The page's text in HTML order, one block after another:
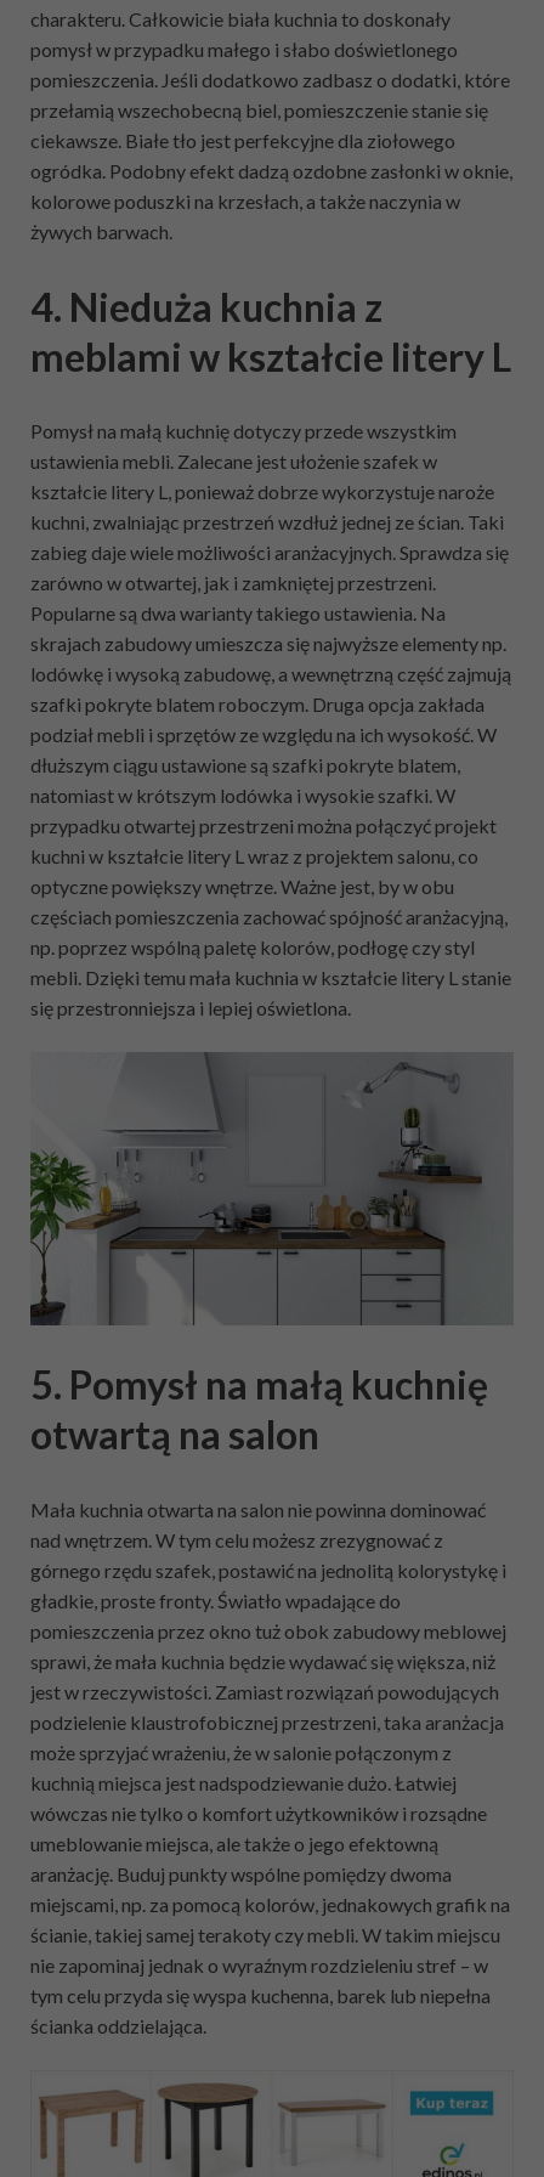
charakteru. Całkowicie biała kuchnia to doskonały
pomysł w przypadku małego i słabo doświetlonego
pomieszczenia. Jeśli dodatkowo zadbasz o dodatki, które
przełamią wszechobecną biel, pomieszczenie stanie się
ciekawsze. Białe tło jest perfekcyjne dla ziołowego
ogródka. Podobny efekt dadzą ozdobne zasłonki w oknie,
kolorowe poduszki na krzesłach, a także naczynia w
żywych barwach.
4. Nieduża kuchnia z
meblami w kształcie litery L
Pomysł na małą kuchnię dotyczy przede wszystkim
ustawienia mebli. Zalecane jest ułożenie szafek w
kształcie litery L, ponieważ dobrze wykorzystuje naroże
kuchni, zwalniając przestrzeń wzdłuż jednej ze ścian. Taki
zabieg daje wiele możliwości aranżacyjnych. Sprawdza się
zarówno w otwartej, jak i zamkniętej przestrzeni.
Popularne są dwa warianty takiego ustawienia. Na
skrajach zabudowy umieszcza się najwyższe elementy np.
lodówkę i wysoką zabudowę, a wewnętrzną część zajmują
szafki pokryte blatem roboczym. Druga opcja zakłada
podział mebli i sprzętów ze względu na ich wysokość. W
dłuższym ciągu ustawione są szafki pokryte blatem,
natomiast w krótszym lodówka i wysokie szafki. W
przypadku otwartej przestrzeni można połączyć projekt
kuchni w kształcie litery L wraz z projektem salonu, co
optyczne powiększy wnętrze. Ważne jest, by w obu
częściach pomieszczenia zachować spójność aranżacyjną,
np. poprzez wspólną paletę kolorów, podłogę czy styl
mebli. Dzięki temu mała kuchnia w kształcie litery L stanie
się przestronniejsza i lepiej oświetlona.
5. Pomysł na małą kuchnię
otwartą na salon
Mała kuchnia otwarta na salon nie powinna dominować
nad wnętrzem. W tym celu możesz zrezygnować z
górnego rzędu szafek, postawić na jednolitą kolorystykę i
gładkie, proste fronty. Światło wpadające do
pomieszczenia przez okno tuż obok zabudowy meblowej
sprawi, że mała kuchnia będzie wydawać się większa, niż
jest w rzeczywistości. Zamiast rozwiązań powodujących
podzielenie klaustrofobicznej przestrzeni, taka aranżacja
może sprzyjać wrażeniu, że w salonie połączonym z
kuchnią miejsca jest nadspodziewanie dużo. Łatwiej
wówczas nie tylko o komfort użytkowników i rozsądne
umeblowanie miejsca, ale także o jego efektowną
aranżację. Buduj punkty wspólne pomiędzy dwoma
miejscami, np. za pomocą kolorów, jednakowych grafik na
ścianie, takiej samej terakoty czy mebli. W takim miejscu
nie zapominaj jednak o wyraźnym rozdzieleniu stref – w
tym celu przyda się wyspa kuchenna, barek lub niepełna
ścianka oddzielająca.